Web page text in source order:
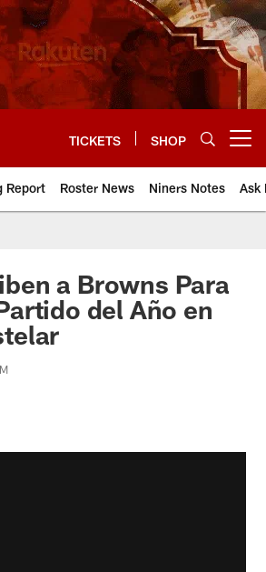
TICKETS SHOP
Report Roster News Niners Notes Ask
a Browns Para
del Año en